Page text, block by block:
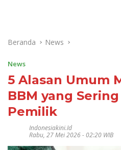
Beranda News
News
5 Alasan Umum
BBM yang
Pemilik
Indonesiakini.id
Rabu, 27 Mei 2026 - 02:20 WIB